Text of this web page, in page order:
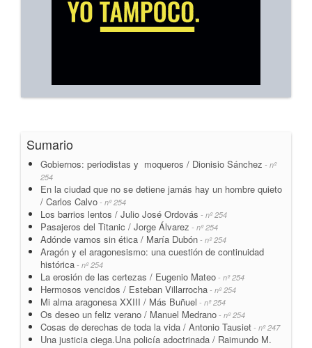
Sumario
Gobiernos: periodistas y moqueros / Dionisio Sánchez - nº
254
En la ciudad que no se detiene jamás hay un hombre quieto
/ Carlos Calvo - nº 254
Los barrios lentos / Julio José Ordovás - nº 254
Pasajeros del Titanic / Jorge Álvarez - nº 254
Adónde vamos sin ética / María Dubón - nº 254
Aragón y el aragonesismo: una cuestión de continuidad
histórica - nº 254
La erosión de las certezas / Eugenio Mateo - nº 254
Hermosos vencidos / Esteban Villarrocha - nº 254
Mi alma aragonesa XXIII / Más Buñuel - nº 254
Os deseo un feliz verano / Manuel Medrano - nº 254
Cosas de derechas de toda la vida / Antonio Tausiet - nº 247
Una justicia ciega.Una policía adoctrinada / Raimundo M.